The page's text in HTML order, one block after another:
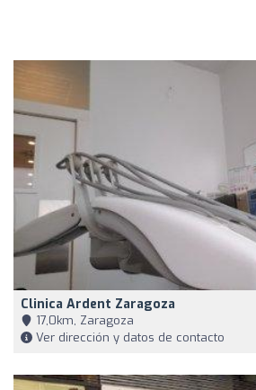
Clinica Ardent Zaragoza
17,0km, Zaragoza
Ver dirección y datos de contacto